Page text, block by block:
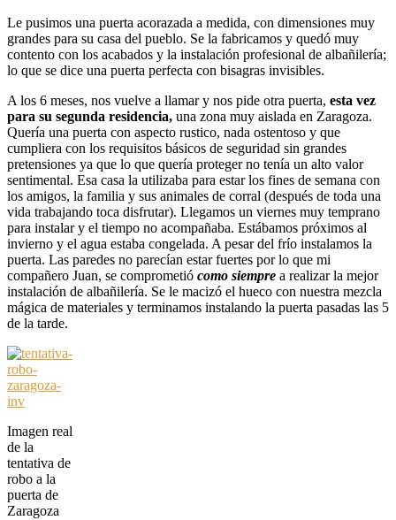
Le pusimos una puerta acorazada a medida, con dimensiones muy
grandes para su casa del pueblo. Se la fabricamos y quedó muy
contento con los acabados y la instalación profesional de albañilería;
lo que se dice una puerta perfecta con bisagras invisibles.
A los 6 meses, nos vuelve a llamar y nos pide otra puerta, esta vez
para su segunda residencia, una zona muy aislada en Zaragoza.
Quería una puerta con aspecto rustico, nada ostentoso y que
cumpliera con los requisitos básicos de seguridad sin grandes
pretensiones ya que lo que quería proteger no tenía un alto valor
sentimental. Esa casa la utilizaba para estar los fines de semana con
los amigos, la familia y sus animales de corral (después de toda una
vida trabajando toca disfrutar). Llegamos un viernes muy temprano
para instalar y el tiempo no acompañaba. Estábamos próximos al
invierno y el agua estaba congelada. A pesar del frío instalamos la
puerta. Las paredes no parecían estar fuertes por lo que mi
compañero Juan, se comprometió como siempre a realizar la mejor
instalación de albañilería. Se le macizó el hueco con nuestra mezcla
mágica de materiales y terminamos instalando la puerta pasadas las 5
de la tarde.
Imagen real
de la
tentativa de
robo a la
puerta de
Zaragoza